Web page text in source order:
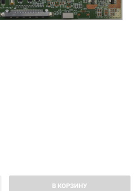
В КОРЗИНУ